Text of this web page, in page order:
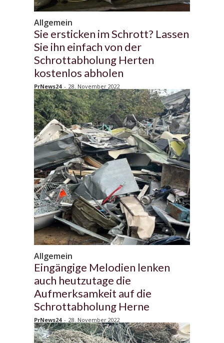
Allgemein
Sie ersticken im Schrott? Lassen
Sie ihn einfach von der
Schrottabholung Herten
kostenlos abholen
PrNews24 - 28. November 2022
Allgemein
Eingängige Melodien lenken
auch heutzutage die
Aufmerksamkeit auf die
Schrottabholung Herne
PrNews24 - 28. November 2022